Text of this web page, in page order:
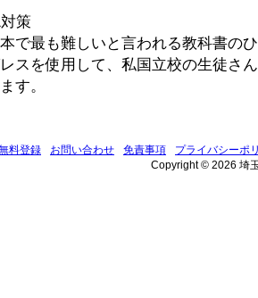
策
で最も難しいと言われる教科書の
スを使用して、私国立校の生徒さ
す。
料登録 お問い合わせ 免責事項
プライバシーポ
Copyright © 2026 埼